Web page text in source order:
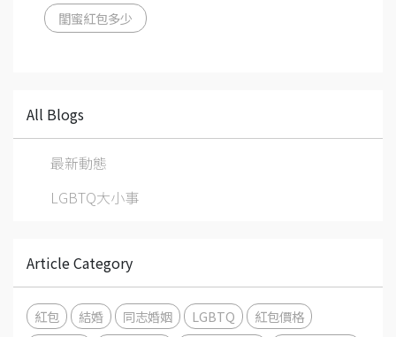
閨蜜紅包多少
All Blogs
最新動態
LGBTQ大小事
Article Category
紅包 結婚 同志婚姻 LGBTQ
紅包價格